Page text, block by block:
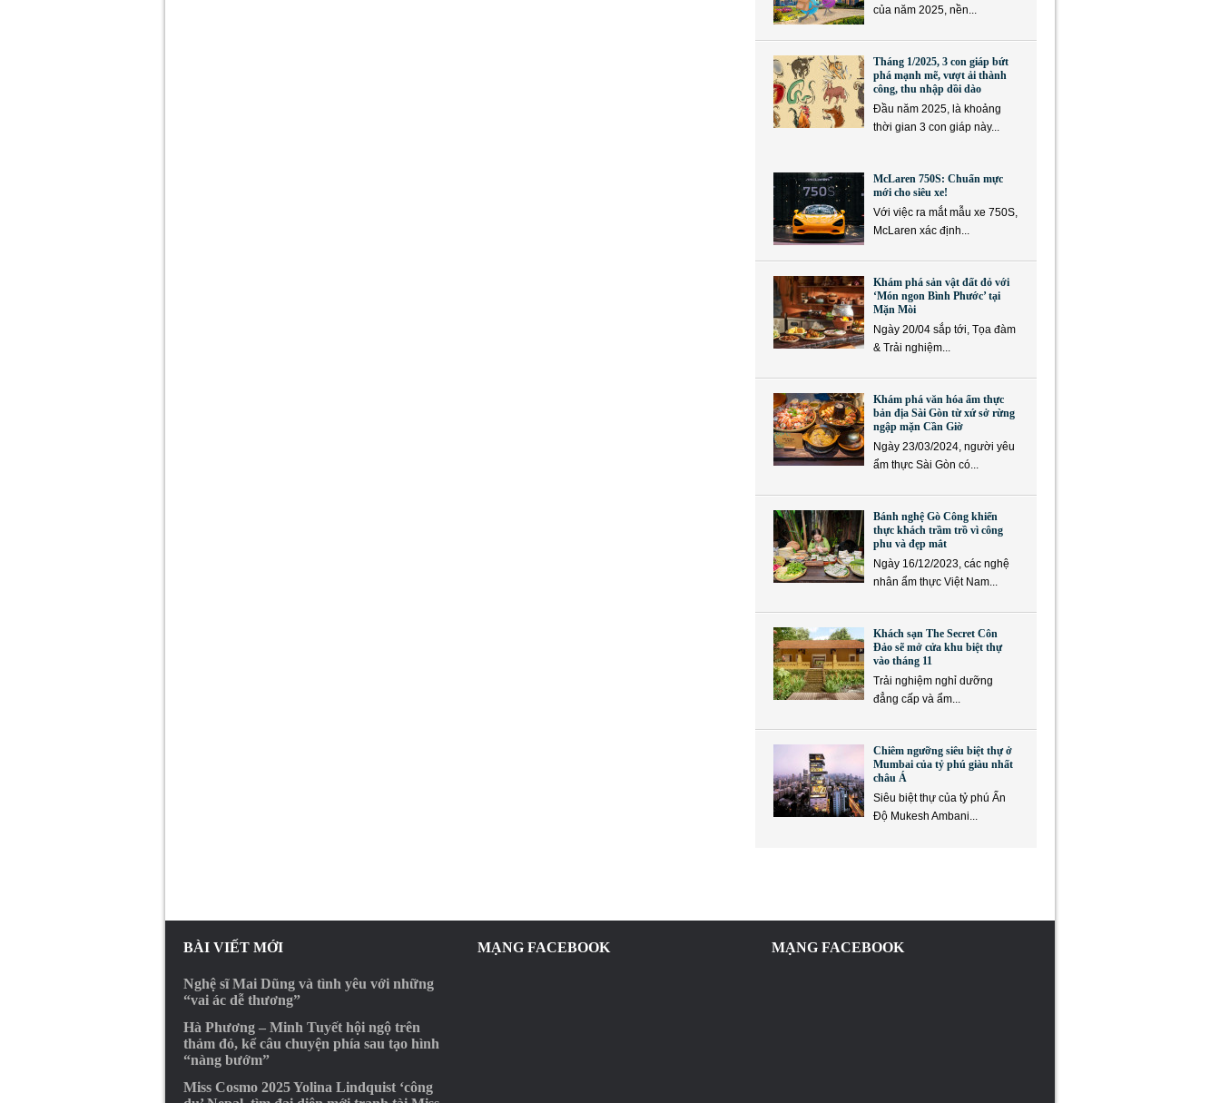
của năm 2025, nền...
Tháng 1/2025, 3 con giáp bứt
phá mạnh mẽ, vượt ải thành
công, thu nhập dồi dào
Đầu năm 2025, là khoảng
thời gian 3 con giáp này...
McLaren 750S: Chuẩn mực
mới cho siêu xe!
Với việc ra mắt mẫu xe 750S,
McLaren xác định...
Khám phá sản vật đất đỏ với
‘Món ngon Bình Phước’ tại
Mặn Mòi
Ngày 20/04 sắp tới, Tọa đàm
& Trải nghiệm...
Khám phá văn hóa ẩm thực
bản địa Sài Gòn từ xứ sở rừng
ngập mặn Cần Giờ
Ngày 23/03/2024, người yêu
ẩm thực Sài Gòn có...
Bánh nghệ Gò Công khiến
thực khách trầm trồ vì công
phu và đẹp mắt
Ngày 16/12/2023, các nghệ
nhân ẩm thực Việt Nam...
Khách sạn The Secret Côn
Đảo sẽ mở cửa khu biệt thự
vào tháng 11
Trải nghiệm nghỉ dưỡng
đẳng cấp và ẩm...
Chiêm ngưỡng siêu biệt thự ở
Mumbai của tỷ phú giàu nhất
châu Á
Siêu biệt thự của tỷ phú Ấn
Độ Mukesh Ambani...
BÀI VIẾT MỚI
Nghệ sĩ Mai Dũng và tình yêu với những
“vai ác dễ thương”
Hà Phương – Minh Tuyết hội ngộ trên
thảm đỏ, kể câu chuyện phía sau tạo hình
“nàng bướm”
Miss Cosmo 2025 Yolina Lindquist ‘công
MẠNG FACEBOOK MẠNG FACEBOOK